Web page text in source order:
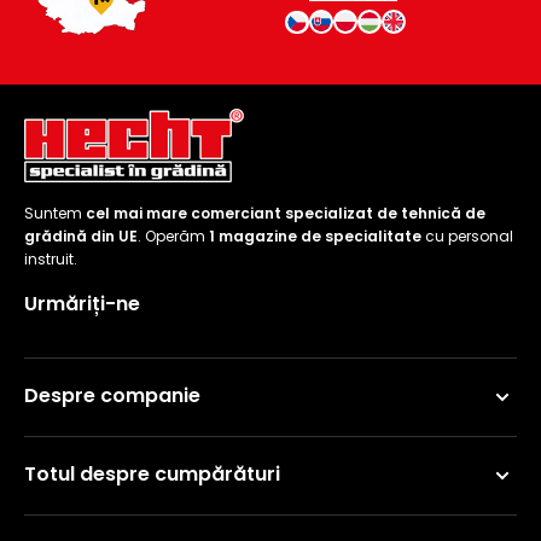
Suntem cel mai mare comerciant specializat de tehnică de
grădină din UE. Operăm 1 magazine de specialitatecu personal
instruit.
Urmăriți-ne
Despre companie
Totul despre cumpărături